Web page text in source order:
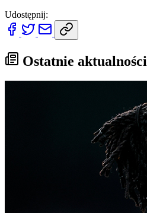
Udostępnij:
Ostatnie aktualności